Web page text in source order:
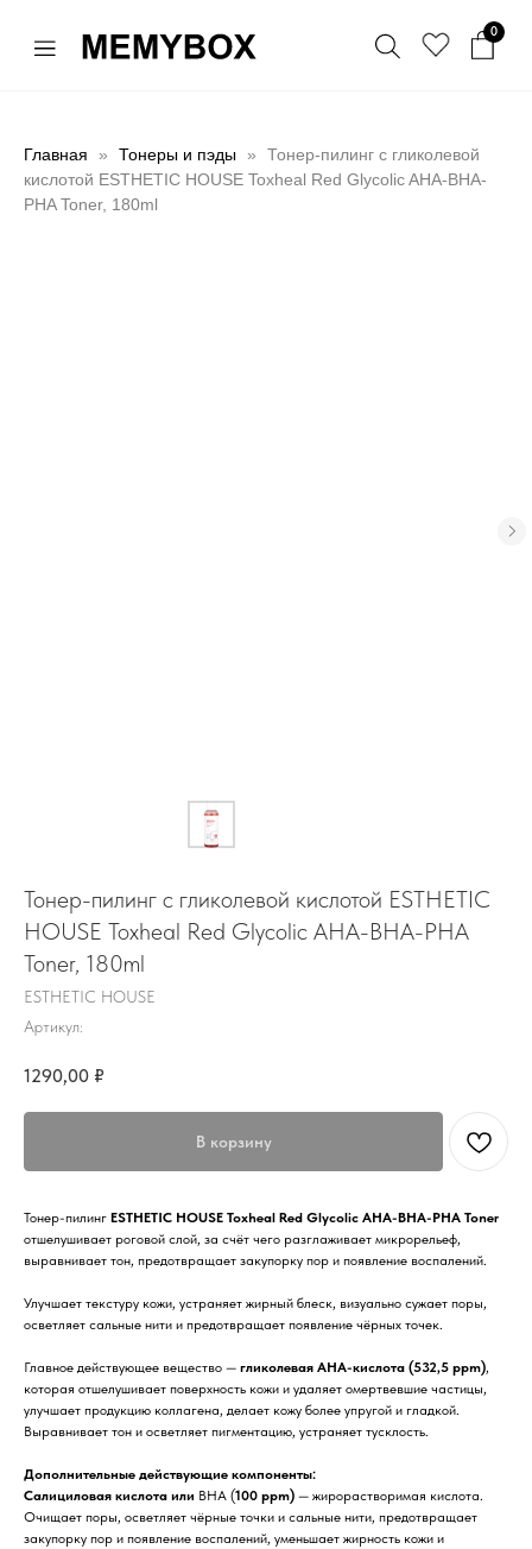
Главная Тонеры и пэды
Тонер-пилинг с гликолевой
кислотой ESTHETIC HOUSE Toxheal Red Glycolic AHA-BHA-
PHA Toner, 180ml
Тонер-пилинг с гликолевой кислотой ESTHETIC
HOUSE Toxheal Red Glycolic AHA-BHA-PHA
Toner, 180ml
ESTHETIC HOUSE
Артикул:
1290,00 ₽
В корзину
Тонер-пилинг ESTHETIC HOUSE Toxheal Red Glycolic AHA-BHA-PHA Toner
отшелушивает роговой слой, за счёт чего разглаживает микрорельеф,
выравнивает тон, предотвращает закупорку пор и появление воспалений.
Улучшает текстуру кожи, устраняет жирный блеск, визуально сужает поры,
осветляет сальные нити и предотвращает появление чёрных точек.
Главное действующее вещество — гликолевая AHA-кислота (532,5 ppm),
которая отшелушивает поверхность кожи и удаляет омертвевшие частицы,
улучшает продукцию коллагена, делает кожу более упругой и гладкой.
Выравнивает тон и осветляет пигментацию, устраняет тусклость.
Дополнительные действующие компоненты:
Салициловая кислота или BHA (100 ppm) — жирорастворимая кислота.
Очищает поры, осветляет чёрные точки и сальные нити, предотвращает
закупорку пор и появление воспалений, уменьшает жирность кожи и